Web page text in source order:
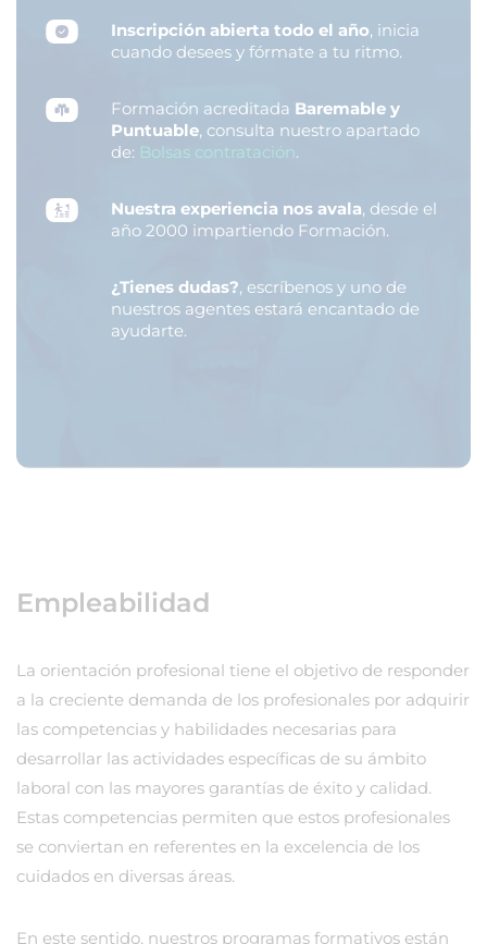
Inscripción abierta todo el año, inicia
cuando desees y fórmate a tu ritmo.
Formación acreditada Baremable y
Puntuable, consulta nuestro apartado
de: Bolsas contratación.
Nuestra experiencia nos avala, desde el
año 2000 impartiendo Formación.
¿Tienes dudas?, escríbenos y uno de
nuestros agentes estará encantado de
ayudarte.
Empleabilidad
La orientación profesional tiene el objetivo de responder
a la creciente demanda de los profesionales por adquirir
las competencias y habilidades necesarias para
desarrollar las actividades específicas de su ámbito
laboral con las mayores garantías de éxito y calidad.
Estas competencias permiten que estos profesionales
se conviertan en referentes en la excelencia de los
cuidados en diversas áreas.
En este sentido, nuestros programas formativos están